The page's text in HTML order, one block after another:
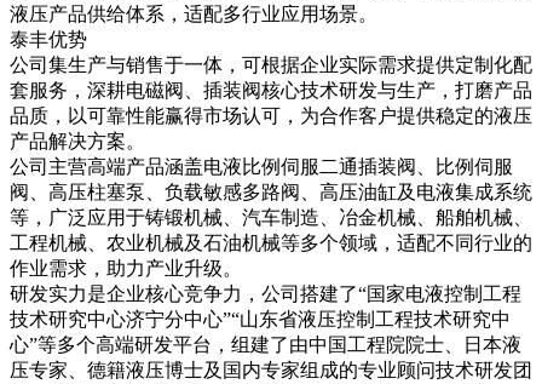
液压产品供给体系，适配多行业应用场景。
泰丰优势
公司集生产与销售于一体，可根据企业实际需求提供定制化配
套服务，深耕电磁阀、插装阀核心技术研发与生产，打磨产品
品质，以可靠性能赢得市场认可，为合作客户提供稳定的液压
产品解决方案。
公司主营高端产品涵盖电液比例伺服二通插装阀、比例伺服
阀、高压柱塞泵、负载敏感多路阀、高压油缸及电液集成系统
等，广泛应用于铸锻机械、汽车制造、冶金机械、船舶机械、
工程机械、农业机械及石油机械等多个领域，适配不同行业的
作业需求，助力产业升级。
研发实力是企业核心竞争力，公司搭建了“国家电液控制工程
技术研究中心济宁分中心”“山东省液压控制工程技术研究中
心”等多个高端研发平台，组建了由中国工程院院士、日本液
压专家、德籍液压博士及国内专家组成的专业顾问技术研发团